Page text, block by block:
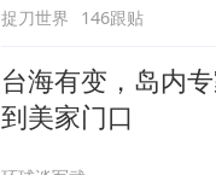
捉刀世界 146跟贴
台海有变，岛内
到美家门口